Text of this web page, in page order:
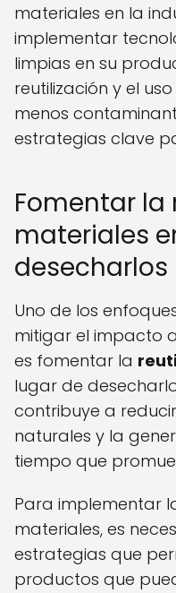
materiales en la
implementar
limpias en su
reutilización y el
menos
estrategias clave
Fomentar la
materiales
desecharlos
Uno de los
mitigar el impacto
es fomentar la
lugar de
contribuye a
naturales y la
tiempo que
Para implementar
materiales, es
estrategias que
productos que